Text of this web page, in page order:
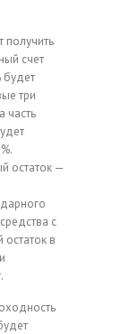
получить
счет
будет
три
часть
остаток —
с
остаток в